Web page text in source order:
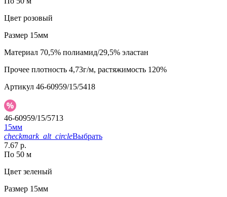
Цвет розовый
Размер 15мм
Материал 70,5% полиамид/29,5% эластан
Прочее плотность 4,73г/м, растяжимость 120%
Артикул 46-60959/15/5418
46-60959/15/5713
15мм
checkmark_alt_circleВыбрать
7.67 р.
По 50 м
Цвет зеленый
Размер 15мм